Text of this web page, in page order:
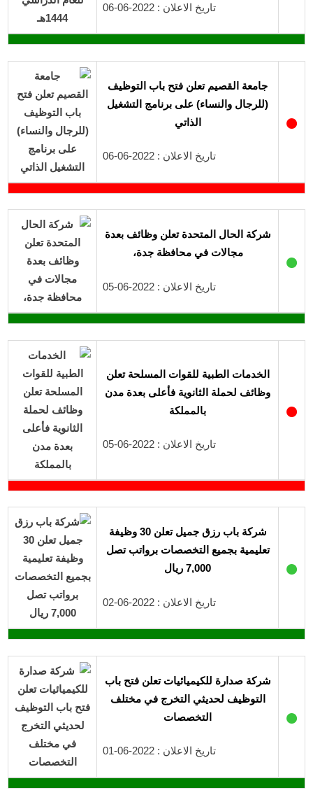
تاريخ الاعلان : 2022-06-06
●
جامعة القصيم تعلن فتح باب التوظيف
(للرجال والنساء) على برنامج التشغيل
الذاتي
تاريخ الاعلان : 2022-06-06
●
شركة الحال المتحدة تعلن وظائف بعدة
مجالات في محافظة جدة،
تاريخ الاعلان : 2022-06-05
●
الخدمات الطبية للقوات المسلحة تعلن
وظائف لحملة الثانوية فأعلى بعدة مدن
بالمملكة
تاريخ الاعلان : 2022-06-05
●
شركة باب رزق جميل تعلن 30 وظيفة
تعليمية بجميع التخصصات برواتب تصل
7,000 ريال
تاريخ الاعلان : 2022-06-02
●
شركة صدارة للكيميائيات تعلن فتح باب
التوظيف لحديثي التخرج في مختلف
التخصصات
تاريخ الاعلان : 2022-06-01